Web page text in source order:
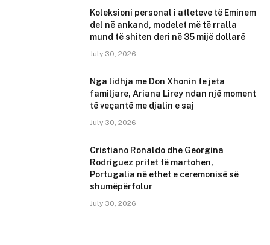
Koleksioni personal i atleteve të Eminem
del në ankand, modelet më të rralla
mund të shiten deri në 35 mijë dollarë
July 30, 2026
Nga lidhja me Don Xhonin te jeta
familjare, Ariana Lirey ndan një moment
të veçantë me djalin e saj
July 30, 2026
Cristiano Ronaldo dhe Georgina
Rodríguez pritet të martohen,
Portugalia në ethet e ceremonisë së
shumëpërfolur
July 30, 2026